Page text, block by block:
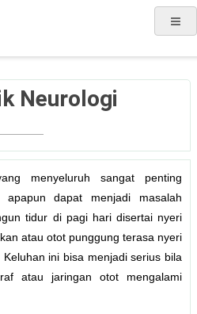
Neurologi
menyeluruh sangat penting
apapun dapat menjadi masalah
tidur di pagi hari disertai nyeri
atau otot punggung terasa nyeri
ini bisa menjadi serius bila
atau jaringan otot mengalami